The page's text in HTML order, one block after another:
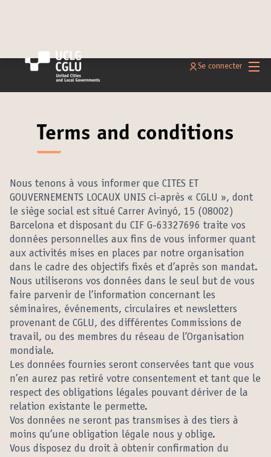
Se connecter
Terms and conditions
Nous tenons à vous informer que CITES ET
GOUVERNEMENTS LOCAUX UNIS ci-après « CGLU », dont
le siège social est situé Carrer Avinyó, 15 (08002)
Barcelona et disposant du CIF G-63327696 traite vos
données personnelles aux fins de vous informer quant
aux activités mises en places par notre organisation
dans le cadre des objectifs fixés et d’après son mandat.
Nous utiliserons vos données dans le seul but de vous
faire parvenir de l’information concernant les
séminaires, événements, circulaires et newsletters
provenant de CGLU, des différentes Commissions de
travail, ou des membres du réseau de l’Organisation
mondiale.
Les données fournies seront conservées tant que vous
n’en aurez pas retiré votre consentement et tant que le
respect des obligations légales pouvant dériver de la
relation existante le permette.
Vos données ne seront pas transmises à des tiers à
moins qu’une obligation légale nous y oblige.
Vous disposez du droit à obtenir confirmation du